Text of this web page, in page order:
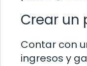
Crear un
Contar con
ingresos y